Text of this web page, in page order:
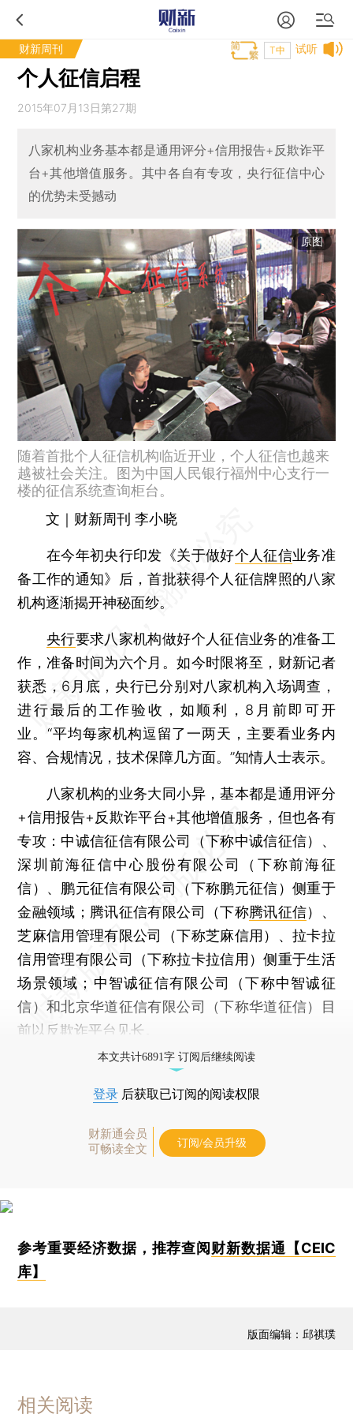
财新周刊 试听
T中
个人征信启程
2015年07月13日第27期
八家机构业务基本都是通用评分+信用报告+反欺诈平
台+其他增值服务。其中各自有专攻，央行征信中心
的优势未受撼动
原图
随着首批个人征信机构临近开业，个人征信也越来
越被社会关注。图为中国人民银行福州中心支行一
楼的征信系统查询柜台。
文｜财新周刊 李小晓
在今年初央行印发《关于做好个人征信业务准
备工作的通知》后，首批获得个人征信牌照的八家
机构逐渐揭开神秘面纱。
央行要求八家机构做好个人征信业务的准备工
作，准备时间为六个月。如今时限将至，财新记者
获悉，6月底，央行已分别对八家机构入场调查，
进行最后的工作验收，如顺利，8月前即可开
业。“平均每家机构逗留了一两天，主要看业务内
容、合规情况，技术保障几方面。”知情人士表示。
八家机构的业务大同小异，基本都是通用评分
+信用报告+反欺诈平台+其他增值服务，但也各有
专攻：中诚信征信有限公司（下称中诚信征信）、
深圳前海征信中心股份有限公司（下称前海征
信）、鹏元征信有限公司（下称鹏元征信）侧重于
金融领域；腾讯征信有限公司（下称腾讯征信）、
芝麻信用管理有限公司（下称芝麻信用）、拉卡拉
信用管理有限公司（下称拉卡拉信用）侧重于生活
场景领域；中智诚征信有限公司（下称中智诚征
信）和北京华道征信有限公司（下称华道征信）目
前以反欺诈平台见长。
本文共计6891字 订阅后继续阅读
登录 后获取已订阅的阅读权限
财新通会员
可畅读全文
订阅/会员升级
参考重要经济数据，推荐查阅财新数据通【CEIC
库】
版面编辑：邱祺璞
相关阅读